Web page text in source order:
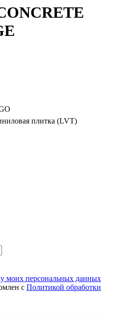
плитка (LVT)
моих персональных данных
с Политикой обработки